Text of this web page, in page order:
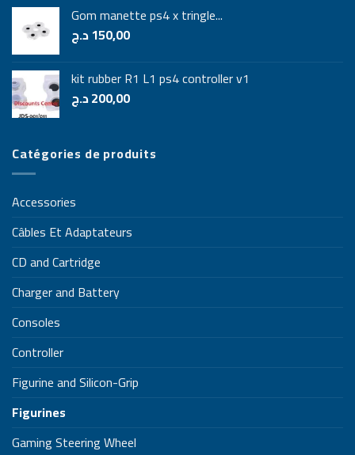
Gom manette ps4 x tringle...
150,00د.ج
kit rubber R1 L1 ps4 controller v1
200,00د.ج
Catégories de produits
Accessories
Câbles Et Adaptateurs
CD and Cartridge
Charger and Battery
Consoles
Controller
Figurine and Silicon-Grip
Figurines
Gaming Steering Wheel